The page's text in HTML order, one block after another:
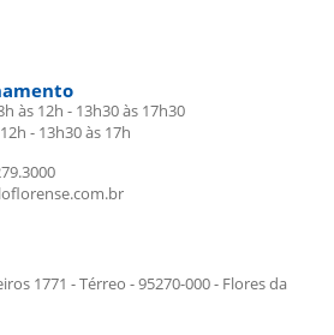
às 12h - 13h30 às 17h30
- 13h30 às 17h
1771 - Térreo - 95270-000 - Flores da